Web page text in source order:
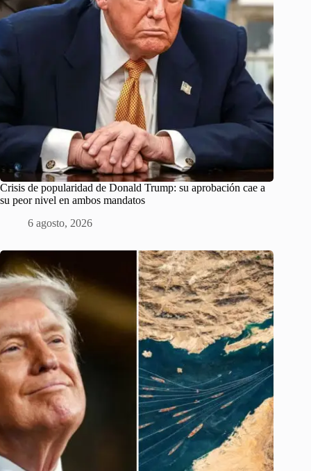
Crisis de popularidad de Donald Trump: su aprobación cae a
su peor nivel en ambos mandatos
6 agosto, 2026